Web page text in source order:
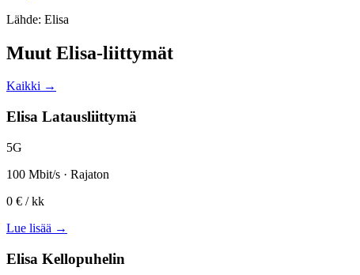
Lähde: Elisa
Muut Elisa-liittymät
Kaikki →
Elisa Latausliittymä
5G
100 Mbit/s · Rajaton
0 € / kk
Lue lisää →
Elisa Kellopuhelin